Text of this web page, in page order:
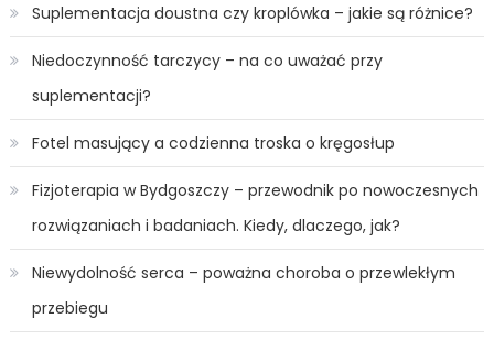
Suplementacja doustna czy kroplówka – jakie są różnice?
Niedoczynność tarczycy – na co uważać przy
suplementacji?
Fotel masujący a codzienna troska o kręgosłup
Fizjoterapia w Bydgoszczy – przewodnik po nowoczesnych
rozwiązaniach i badaniach. Kiedy, dlaczego, jak?
Niewydolność serca – poważna choroba o przewlekłym
przebiegu